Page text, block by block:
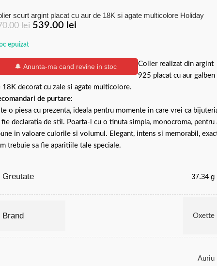
scurt argint placat cu aur de 18K si agate multicolore Holiday
lei 539.00 lei
epuizat
🔔 Anunta-ma cand revine in stoc
Colier realizat din argint
925 placat cu aur galben
18K decorat cu zale si agate multicolore.
de purtare:
o piesa cu prezenta, ideala pentru momente in care vrei ca
fie declaratia de stil. Poarta-l cu o tinuta simpla, monocroma, pentru
in valoare culorile si volumul. Elegant, intens si memorabil,
trebuie sa fie aparitiile tale speciale.
Greutate 37.34 g
Brand Oxette
Auriu